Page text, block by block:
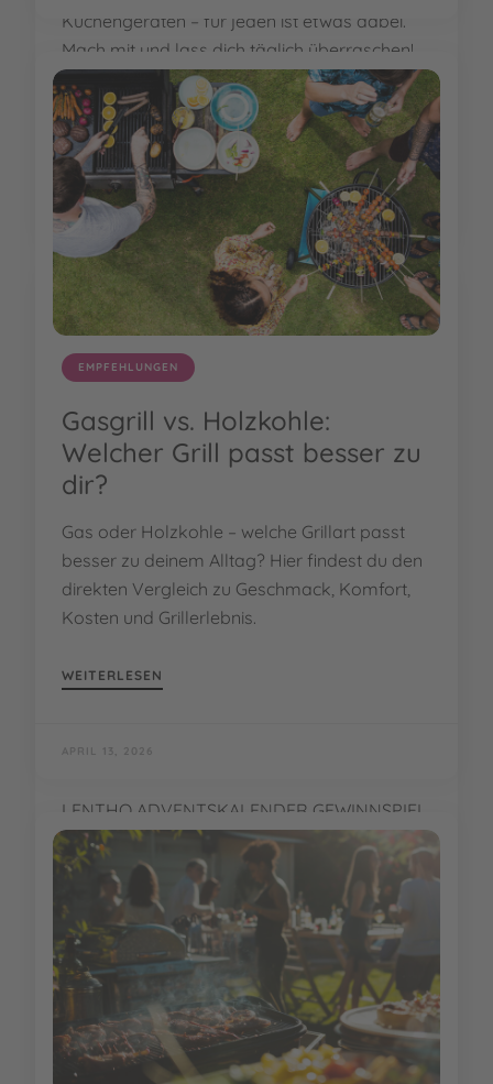
EMPFEHLUNGEN
Gasgrill vs. Holzkohle:
Welcher Grill passt besser zu
dir?
Gas oder Holzkohle – welche Grillart passt
besser zu deinem Alltag? Hier findest du den
direkten Vergleich zu Geschmack, Komfort,
Kosten und Grillerlebnis.
WEITERLESEN
APRIL 13, 2026